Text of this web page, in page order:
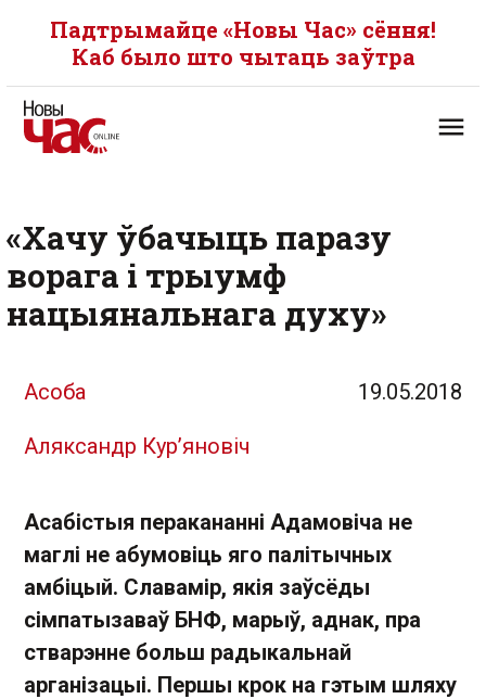
Падтрымайце «Новы Час» сёння!
Каб было што чытаць заўтра
«Хачу ўбачыць паразу
ворага і трыумф
нацыянальнага духу»
Асоба 19.05.2018
Аляксандр Кур’яновіч
Асабістыя перакананні Адамовіча не
маглі не абумовіць яго палітычных
амбіцый. Славамір, якія заўсёды
сімпатызаваў БНФ, марыў, аднак, пра
стварэнне больш радыкальнай
арганізацыі. Першы крок на гэтым шляху